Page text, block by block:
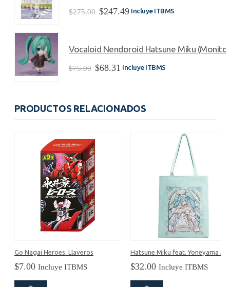
$275.00 El
$275.00.
$247.49El
$247.49.
Incluye ITBMS
Vocaloid Nendoroid Hatsune Miku
$75.00 El
$75.00.
$68.31 El
$68.31.
Incluye ITBMS
PRODUCTOS RELACIONADOS
Go Nagai Heroes: Llaveros
$7.00 Incluye ITBMS $32.00 Incluye ITBMS